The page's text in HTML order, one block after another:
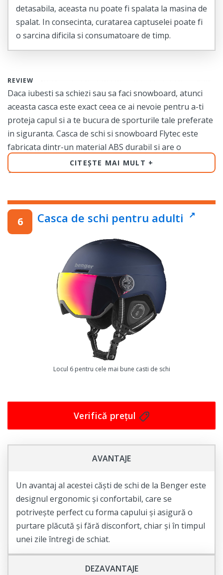
detasabila, aceasta nu poate fi spalata la masina de
spalat. In consecinta, curatarea captuselei poate fi
o sarcina dificila si consumatoare de timp.
REVIEW
Daca iubesti sa schiezi sau sa faci snowboard, atunci
aceasta casca este exact ceea ce ai nevoie pentru a-ti
proteja capul si a te bucura de sporturile tale preferate
in siguranta. Casca de schi si snowboard Flytec este
fabricata dintr-un material ABS durabil si are o
captuseala detasabila, asigurandu-ti astfel o protectie
excelenta impotriva socurilor si a temperaturilor
Oferind o ventilatie eficienta, aceasta casca de schi si
snowboard te va tine racoros si confortabil pe tot
parcursul zilei. Marimea M este potrivita pentru
majoritatea oamenilor, iar culoarea neagra este
eleganta si se potriveste cu orice echipament.
De ce sa alegi aceasta casca de schi si snowboard
Flytec? Datorita confortului sau, protectiei excelente si
a designului sau modern, te vei simti mai increzator in
timpul schiatului sau snowboardului. Aceasta casca iti
ofera tot ceea ce ai nevoie pentru a te concentra
asupra performantelor tale si pentru a te bucura la
maximum de experienta ta.
timpul sporturilor tale preferate. Alege protectia si
confortul si beneficiaza de cele mai bune performante
la schi sau snowboard.
CITEȘTE MAI MULT
Casca de schi pentru adulti
Locul 6 pentru cele mai bune casti de schi
Verifică prețul
AVANTAJE
Un avantaj al acestei căști de schi de la Benger este
designul ergonomic și confortabil, care se
potrivește perfect cu forma capului și asigură o
purtare plăcută și fără disconfort, chiar și în timpul
unei zile întregi de schiat.
DEZAVANTAJE